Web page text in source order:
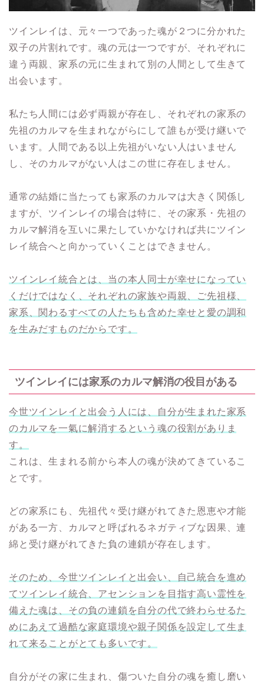
ツインレイは、元々一つであった魂が２つに分かれた
双子の片割れです。魂の元は一つですが、それぞれに
違う両親、家系の元に生まれて別の人間として生きて
出会います。
私たち人間には必ず両親が存在し、それぞれの家系の
先祖のカルマを生まれながらにして誰もが受け継いで
います。人間である以上先祖がいない人はいません
し、そのカルマがない人はこの世に存在しません。
通常の結婚に当たっても家系のカルマは大きく関係し
ますが、ツインレイの場合は特に、その家系・先祖の
カルマ解消を互いに果たしていかなければ共にツイン
レイ統合へと向かっていくことはできません。
ツインレイ統合とは、当の本人同士が幸せになってい
くだけではなく、それぞれの家族や両親、ご先祖様、
家系、関わるすべての人たちも含めた幸せと愛の調和
を生みだすものだからです。
ツインレイには家系のカルマ解消の役目がある
今世ツインレイと出会う人には、自分が生まれた家系
のカルマを一氣に解消するという魂の役割がありま
す。
これは、生まれる前から本人の魂が決めてきているこ
とです。
どの家系にも、先祖代々受け継がれてきた恩恵や才能
がある一方、カルマと呼ばれるネガティブな因果、連
綿と受け継がれてきた負の連鎖が存在します。
そのため、今世ツインレイと出会い、自己統合を進め
てツインレイ統合、アセンションを目指す高い霊性を
備えた魂は、その負の連鎖を自分の代で終わらせるた
めにあえて過酷な家庭環境や親子関係を設定して生ま
れて来ることがとても多いです。
自分がその家に生まれ、傷ついた自分の魂を癒し磨い